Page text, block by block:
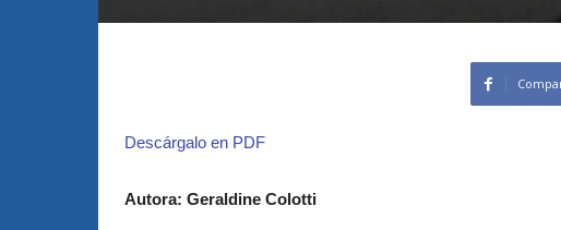
Descárgalo en PDF
Autora: Geraldine Colotti